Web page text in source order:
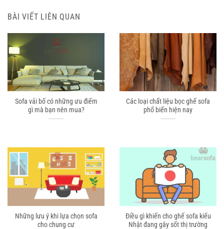
BÀI VIẾT LIÊN QUAN
Sofa vải bố có những ưu điểm
gì mà bạn nên mua?
Các loại chất liệu bọc ghế sofa
phổ biến hiện nay
Những lưu ý khi lựa chọn sofa
cho chung cư
Điều gì khiến cho ghế sofa kiểu
Nhật đang gây sốt thị trường